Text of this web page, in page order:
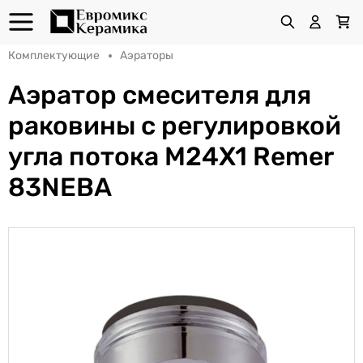
Комплектующие Аэраторы
Аэратор смесителя для
раковины с регулировкой
угла потока M24X1 Remer
83NEBA